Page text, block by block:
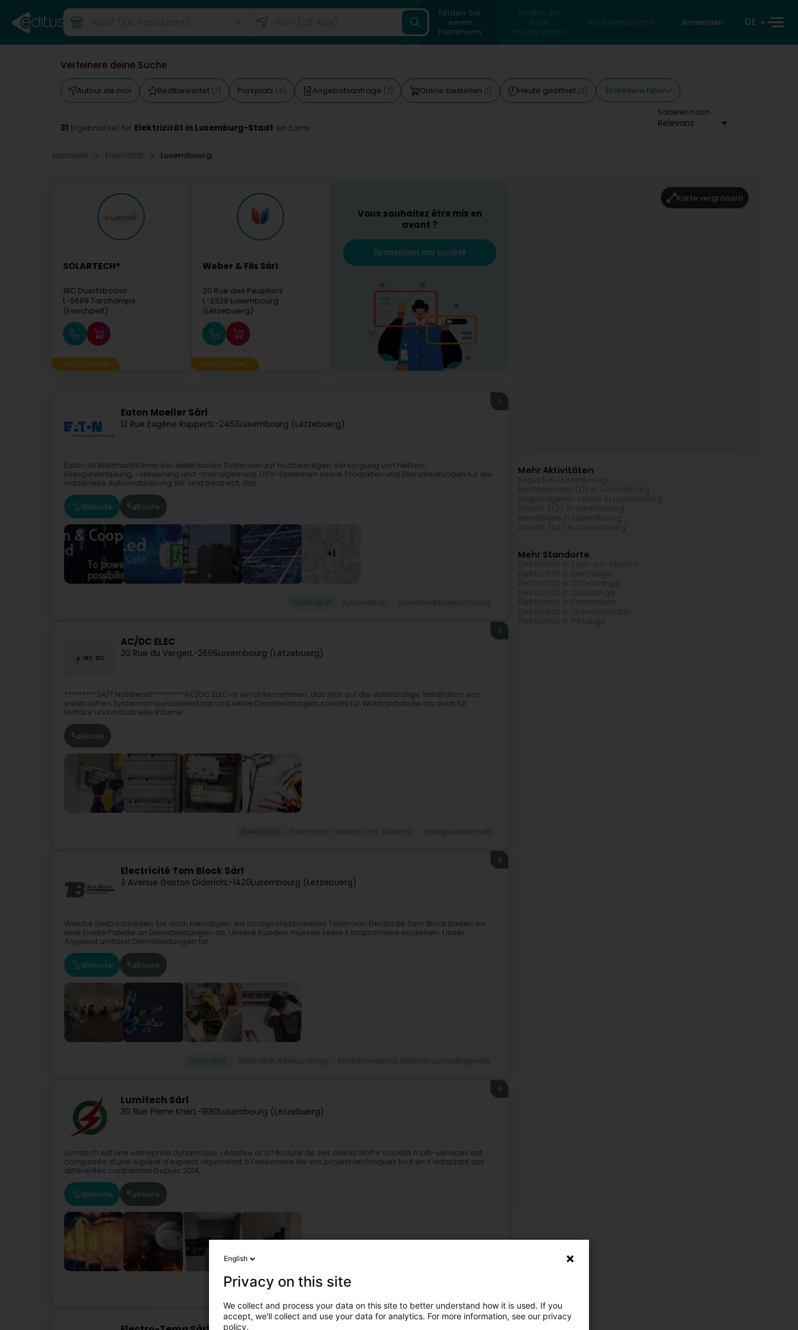
Finden Sie
einen
Fachmann
Finden Sie
eine
Privatperson
Rückwärtssuche Anmelden DE
Verfeinere deine Suche
Autour de moi Bestbewertet (7) Parkplatz (4) Angebotsanfrage (7) Online bestellen (1) Heute geöffnet (3) Weitere Filter
Sortieren nach
Relevanz
31 Ergebnis(se) für Elektrizität in Luxemburg-Stadt en 53ms
Startseite Elektrizität Luxembourg
SOLARTECH®
18C Duerfstrooss
L-9689 Tarchamps
(Eeschpelt)
Gesponserter
Weber & Fils Sàrl
20 Rue des Peupliers
L-2328 Luxembourg
(Lëtzebuerg)
Gesponserter
Vous souhaitez être mis en
avant ?
Sponsoriser ma société
Eaton Moeller Sàrl
12 Rue Eugène RuppertL-2453Luxembourg (Lëtzebuerg)
1
Eaton ist Weltmarktführer bei elektrischen Systemen zur hochwertigen Versorgung von Netzen,
Energieverteilung, -steuerung und -management, USV-Systemen sowie Produkten und Dienstleistungen für die
industrielle Automatisierung.Wir sind bestrebt, das...
Website Route
+1
AC/DC ELEC
20 Rue du VergerL-2665Luxembourg (Lëtzebuerg)
2
*********24/7 Notdienst*********AC/DC ELEC ist ein Unternehmen, das sich auf die vollständige Installation von
elektrischen Systemen spezialisiert hat und seine Dienstleistungen sowohl für Wohngebäude als auch für
tertiäre und industrielle Räume...
Route
Electricité Tom Block Sàrl
3 Avenue Gaston DiderichL-1420Luxembourg (Lëtzebuerg)
3
Welche Elektroarbeiten Sie auch benötigen: Als hochprofessionelles Team von Électricité Tom Block bieten wir
eine breite Palette an Dienstleistungen an. Unsere Kunden müssen keine Kompromisse eingehen. Unser
Angebot umfasst:Dienstleistungen für...
Website Route
Lumitech Sàrl
30 Rue Pierre KrierL-1880Luxembourg (Lëtzebuerg)
4
Lumitech est une entreprise dynamique, réactive et à l’écoute de ses clients.Notre société multi-services est
composée d’une équipe d’experts répondant à l’ensemble de vos projets techniques tout en s’adaptant aux
différentes contraintes.Depuis 2014,...
Website Route
Elektrizität
5
Karte vergrößern
Mehr Aktivitäten
Mehr Standorte
English
Privacy on this site
We collect and process your data on this site to better understand how it is used. If you
accept, we'll collect and use your data for analytics. For more information, see our privacy
policy.